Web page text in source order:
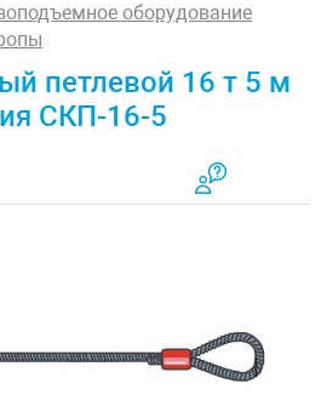
оборудование
петлевой 16 т 5 м
СКП-16-5